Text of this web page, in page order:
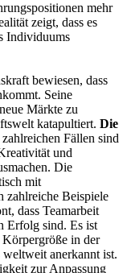
mehr
zeigt, dass es
Individuums
bewiesen, dass
Seine
Märkte zu
katapultiert. Die
Fällen sind
und
Die
mit
zahlreiche Beispiele
dass Teamarbeit
Erfolg sind. Es ist
Körpergröße in der
anerkannt ist.
zur Anpassung